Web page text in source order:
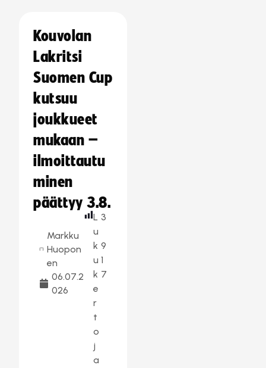
Kouvolan
Lakritsi
Suomen Cup
kutsuu
joukkueet
mukaan –
ilmoittautu
minen
päättyy 3.8.
Markku
Huopon
en
06.07.2
026
L
u
k
u
k
e
r
t
o
j
a
3
9
1
7